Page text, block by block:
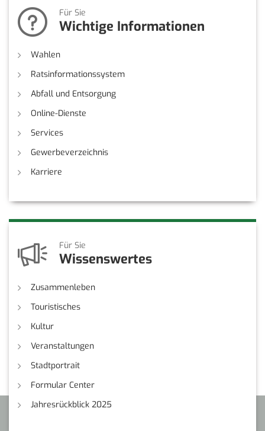
Für Sie
Wichtige Informationen
Wahlen
Ratsinformationssystem
Abfall und Entsorgung
Online-Dienste
Services
Gewerbeverzeichnis
Karriere
Für Sie
Wissenswertes
Zusammenleben
Touristisches
Kultur
Veranstaltungen
Stadtportrait
Formular Center
Jahresrückblick 2025